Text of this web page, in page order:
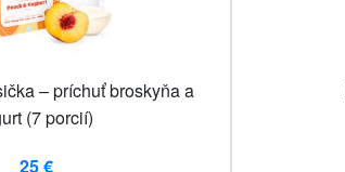
– príchuť broskyňa a
(7 porcií)
25 €